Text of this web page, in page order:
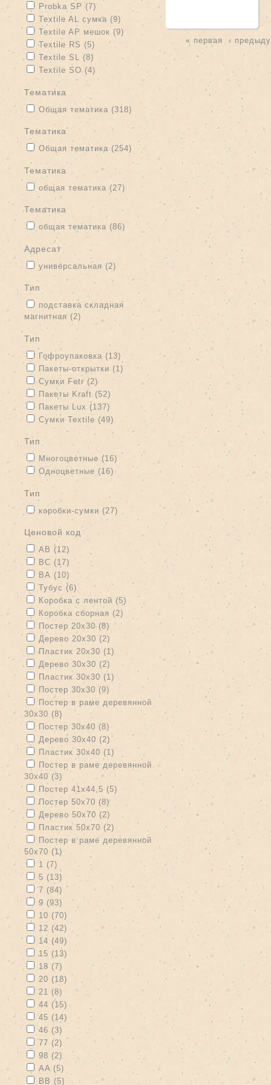
Apply Probka SP filter
Probka SP (7) Apply Probka SP filter
Apply Textile AL сумка filter
Textile AL сумка (9) Apply Textile AL сумка filter
Apply Textile AP мешок filter
Textile AP мешок (9) Apply Textile AP мешок filter
Apply Textile RS filter
Textile RS (5) Apply Textile RS filter
Apply Textile SL filter
Textile SL (8) Apply Textile SL filter
Apply Textile SO filter
Textile SO (4) Apply Textile SO filter
тематика
Apply Общая тематика filter
Общая тематика (318) Apply Общая тематика filter
тематика
Apply Общая тематика filter
Общая тематика (254)
тематика
Apply общая тематика filter
общая тематика (27)
Тематика
Apply общая тематика filter
общая тематика (86) Apply общая тематика filter
адресат
Apply универсальная filter
универсальная (2) Apply универсальная filter
тип
Apply подставка складная магнитная filter
подставка складная
магнитная (2) Apply подставка складная магнитная filter
тип
Apply Гофроупаковка filter
Гофроупаковка (13) Apply Гофроупаковка filter
Apply Пакеты-открытки filter
Пакеты-открытки (1) Apply Пакеты-открытки filter
Apply Сумки Fetr filter
Сумки Fetr (2)Apply Сумки Fetr filter
Apply Пакеты Kraft filter
Пакеты Kraft (52) Apply Пакеты Kraft filter
Apply Пакеты Lux filter
Пакеты Lux (137) Apply Пакеты Lux filter
Apply Сумки Textile filter
Сумки Textile (49) Apply Сумки Textile filter
тип
Apply Многоцветные filter
Многоцветные (16) Apply Многоцветные filter
Apply Одноцветные filter
Одноцветные (16) Apply Одноцветные filter
тип
Apply коробки-сумки filter
коробки-сумки (27) Apply коробки-сумки filter
Ценовой код
Apply АВ filter
АВ (12)
Apply ВС filter
ВС (17) Apply ВС filter
Apply ВА filter
ВА (10)
Apply Тубус filter
Тубус (6) Apply Тубус filter
Apply Коробка с лентой filter
Коробка с лентой (5) Apply Коробка с лентой filter
Apply Коробка сборная filter
Коробка сборная (2) Apply Коробка сборная filter
Apply Постер 20х30 filter
Постер 20х30 (8) Apply Постер 20х30 filter
Apply Дерево 20х30 filter
Дерево 20х30 (2) Apply Дерево 20х30 filter
Apply Пластик 20х30 filter
Пластик 20х30 (1) Apply Пластик 20х30 filter
Apply Дерево 30х30 filter
Дерево 30х30 (2) Apply Дерево 30х30 filter
Apply Пластик 30х30 filter
Пластик 30х30 (1) Apply Пластик 30х30 filter
Apply Постер 30х30 filter
Постер 30х30 (9) Apply Постер 30х30 filter
Apply Постер в раме деревянной 30х30 filter
Постер в раме деревянной
30х30 (8) Apply Постер в раме деревянной 30х30 filter
Apply Постер 30х40 filter
Постер 30х40 (8)
Apply Дерево 30х40 filter
Дерево 30х40 (2) Apply Дерево 30х40 filter
Apply Пластик 30х40 filter
Пластик 30х40 (1) Apply Пластик 30х40 filter
Apply Постер в раме деревянной 30х40 filter
Постер в раме деревянной
30х40 (3) Apply Постер в раме деревянной 30х40 filter
Apply Постер 41х44,5 filter
Постер 41х44,5 (5) Apply Постер 41х44,5 filter
Apply Постер 50х70 filter
Постер 50х70 (8)Apply Постер 50х70 filter
Apply Дерево 50х70 filter
Дерево 50х70 (2) Apply Дерево 50х70 filter
Apply Пластик 50х70 filter
Пластик 50х70 (2) Apply Пластик 50х70 filter
Apply Постер в раме деревянной 50х70 filter
Постер в раме деревянной
50х70 (1) Apply Постер в раме деревянной 50х70 filter
Apply 1 filter
1 (7) Apply 1 filter
Apply 5 filter
5 (13)
Apply 7 filter
7 (84) Apply 7 filter
Apply 9 filter
9 (93) Apply 9 filter
Apply 10 filter
10 (70) Apply 10 filter
Apply 12 filter
12 (42) Apply 12 filter
Apply 14 filter
14 (49)
Apply 15 filter
15 (13) Apply 15 filter
Apply 18 filter
18 (7) Apply 18 filter
Apply 20 filter
20 (18) Apply 20 filter
Apply 21 filter
21 (8) Apply 21 filter
Apply 44 filter
44 (15)
Apply 45 filter
45 (14) Apply 45 filter
Apply 46 filter
46 (3)
Apply 77 filter
77 (2) Apply 77 filter
Apply 98 filter
98 (2) Apply 98 filter
Apply AA filter
AA (5)
Apply BB filter
BB (5) Apply BB filter
Страницы
« первая ‹